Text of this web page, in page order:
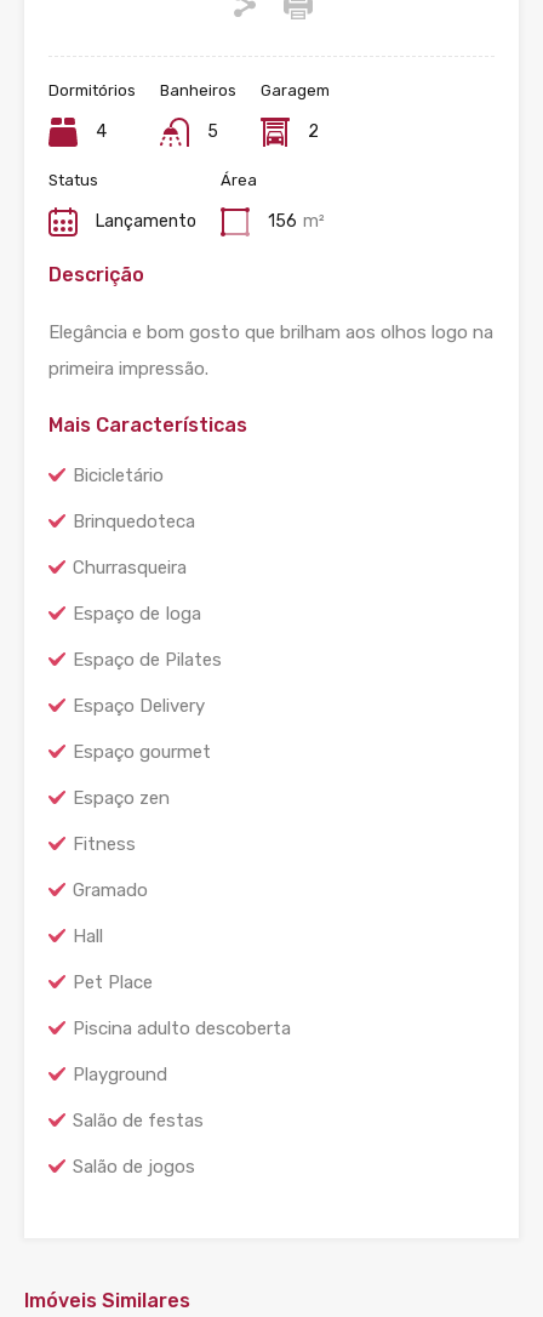
Dormitórios
4
Banheiros
5
Garagem
2
Status
Lançamento
Área
156 m²
Descrição
Elegância e bom gosto que brilham aos olhos logo na
primeira impressão.
Mais Características
Bicicletário
Brinquedoteca
Churrasqueira
Espaço de Ioga
Espaço de Pilates
Espaço Delivery
Espaço gourmet
Espaço zen
Fitness
Gramado
Hall
Pet Place
Piscina adulto descoberta
Playground
Salão de festas
Salão de jogos
Imóveis Similares